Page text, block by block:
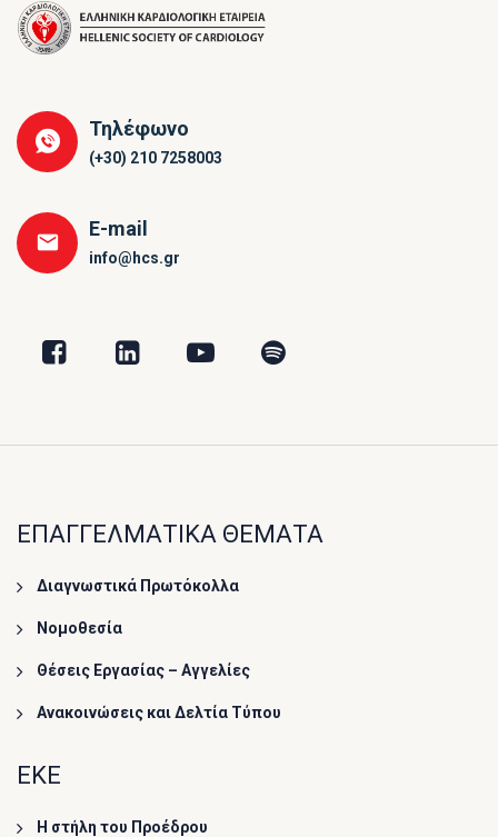
Τηλέφωνο
(+30) 210 7258003
E-mail
info@hcs.gr
ΕΠΑΓΓΕΛΜΑΤΙΚΑ ΘΕΜΑΤΑ
Διαγνωστικά Πρωτόκολλα
Νομοθεσία
Θέσεις Εργασίας – Αγγελίες
Ανακοινώσεις και Δελτία Τύπου
ΕΚΕ
Η στήλη του Προέδρου